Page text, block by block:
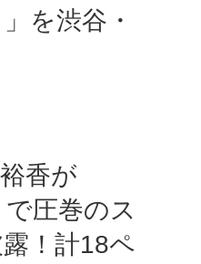
を渋谷・
香が
で圧巻のス
！計18ペ